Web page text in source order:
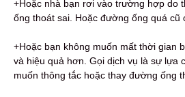
+Hoặc nhà bạn rơi vào trường hợp do
ống thoát sai. Hoặc đường ống quá cũ
+Hoặc bạn không muốn mất thời gian
và hiệu quả hơn. Gọi dịch vụ là sự lựa
muốn thông tắc hoặc thay đường ống